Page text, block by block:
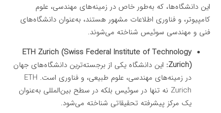
این دانشگاه‌ها، که به‌طور خاص در زمینه‌های مهندسی، علوم
کامپیوتر، و فناوری اطلاعات مشهور هستند، به‌عنوان دانشگاه‌های
فنی و مهندسی سوئیس شناخته می‌شوند.
ETH Zurich (Swiss Federal Institute of Technology
Zurich): این دانشگاه یکی از برجسته‌ترین دانشگاه‌های جهان
در زمینه‌های مهندسی، علوم طبیعی، و فناوری است. ETH
Zurich نه تنها در سوئیس بلکه در سطح بین‌المللی به‌عنوان
یک مرکز پیشرفته تحقیقاتی شناخته می‌شود.